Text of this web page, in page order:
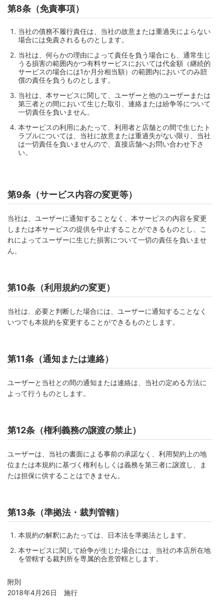
第8条（免責事項）
当社の債務不履行責任は、当社の故意または重過失によらない
場合には免責されるものとします。
当社は、何らかの理由によって責任を負う場合にも、通常生じ
うる損害の範囲内かつ有料サービスにおいては代金額（継続的
サービスの場合には1か月分相当額）の範囲内においてのみ賠
償の責任を負うものとします。
当社は、本サービスに関して、ユーザーと他のユーザーまたは
第三者との間において生じた取引、連絡または紛争等について
一切責任を負いません。
本サービスの利用にあたって、利用者と店舗との間で生じたト
ラブルについては、当社に故意または重過失がない限り、当社
は一切責任を負いませんので、直接店舗へお問い合わせ下さ
い。
第9条（サービス内容の変更等）
当社は、ユーザーに通知することなく、本サービスの内容を変更
しまたは本サービスの提供を中止することができるものとし、こ
れによってユーザーに生じた損害について一切の責任を負いませ
ん。
第10条（利用規約の変更）
当社は、必要と判断した場合には、ユーザーに通知することなく
いつでも本規約を変更することができるものとします。
第11条（通知または連絡）
ユーザーと当社との間の通知または連絡は、当社の定める方法に
よって行うものとします。
第12条（権利義務の譲渡の禁止）
ユーザーは、当社の書面による事前の承諾なく、利用契約上の地
位または本規約に基づく権利もしくは義務を第三者に譲渡し、ま
たは担保に供することはできません。
第13条（準拠法・裁判管轄）
本規約の解釈にあたっては、日本法を準拠法とします。
本サービスに関して紛争が生じた場合には、当社の本店所在地
を管轄する裁判所を専属的合意管轄とします。
附則
2018年4月26日 施行